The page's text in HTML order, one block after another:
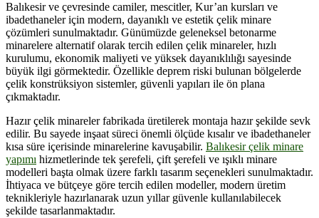
Balıkesir ve çevresinde camiler, mescitler, Kur’an kursları ve
ibadethaneler için modern, dayanıklı ve estetik çelik minare
çözümleri sunulmaktadır. Günümüzde geleneksel betonarme
minarelere alternatif olarak tercih edilen çelik minareler, hızlı
kurulumu, ekonomik maliyeti ve yüksek dayanıklılığı sayesinde
büyük ilgi görmektedir. Özellikle deprem riski bulunan bölgelerde
çelik konstrüksiyon sistemler, güvenli yapıları ile ön plana
çıkmaktadır.
Hazır çelik minareler fabrikada üretilerek montaja hazır şekilde sevk
edilir. Bu sayede inşaat süreci önemli ölçüde kısalır ve ibadethaneler
kısa süre içerisinde minarelerine kavuşabilir. Balıkesir çelik minare
yapımı hizmetlerinde tek şerefeli, çift şerefeli ve ışıklı minare
modelleri başta olmak üzere farklı tasarım seçenekleri sunulmaktadır.
İhtiyaca ve bütçeye göre tercih edilen modeller, modern üretim
teknikleriyle hazırlanarak uzun yıllar güvenle kullanılabilecek
şekilde tasarlanmaktadır.